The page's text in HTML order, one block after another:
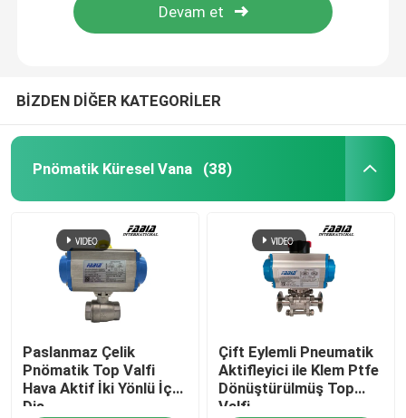
Ürün
Videolar
BİZDEN DİĞER KATEGORİLER
Pnömatik Küresel Vana (38)
Paslanmaz Çelik
Pnömatik Top Valfi
Hava Aktif İki Yönlü İç
Diş
Çift Eylemli Pneumatik
Aktifleyici ile Klem Ptfe
Dönüştürülmüş Top
Valfi